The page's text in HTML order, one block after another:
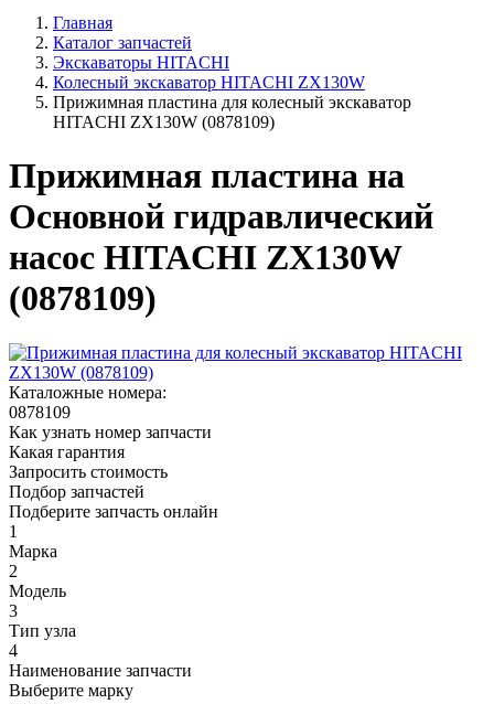
Главная
Каталог запчастей
Экскаваторы HITACHI
Колесный экскаватор HITACHI ZX130W
Прижимная пластина для колесный экскаватор
HITACHI ZX130W (0878109)
Прижимная пластина на
Основной гидравлический
насос HITACHI ZX130W
(0878109)
Каталожные номера:
0878109
Как узнать номер запчасти
Какая гарантия
Запросить стоимость
Подбор запчастей
Подберите запчасть онлайн
1
Марка
2
Модель
3
Тип узла
4
Наименование запчасти
Выберите марку